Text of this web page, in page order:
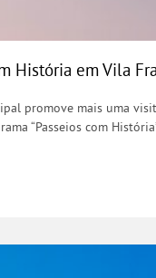
História em Vila
promove mais uma
“Passeios com